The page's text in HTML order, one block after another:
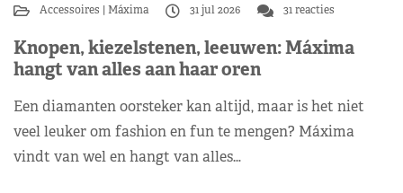
Accessoires Máxima 31 jul 2026 31 reacties
Knopen, kiezelstenen, leeuwen: Máxima
hangt van alles aan haar oren
Een diamanten oorsteker kan altijd, maar is het niet
veel leuker om fashion en fun te mengen? Máxima
vindt van wel en hangt van alles…